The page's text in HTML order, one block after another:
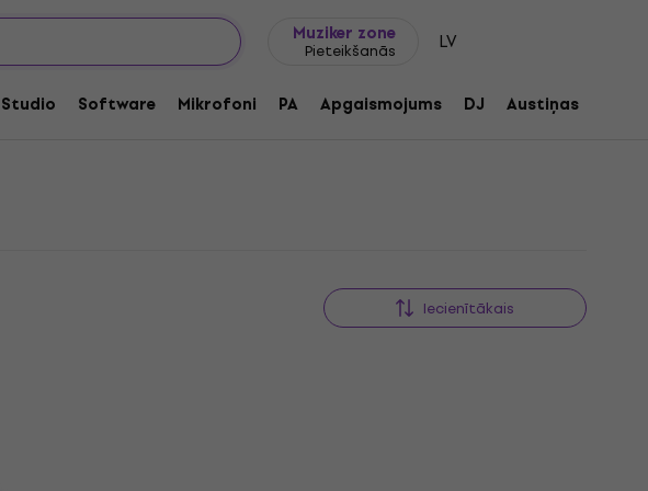
Muziker zone
Pieteikšanās LV
Studio Software Mikrofoni PA Apgaismojums DJ Austiņas
Iecienītākais